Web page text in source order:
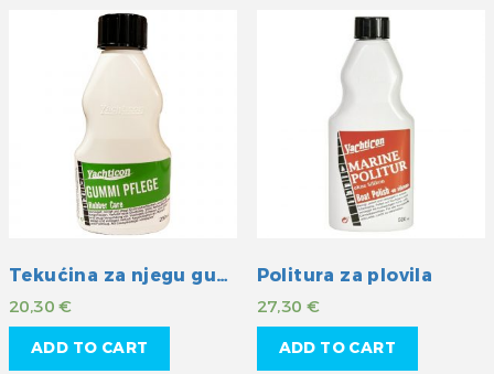
Tekućina za njegu gumenih površina
20,30€
ADD TO CART
Politura za plovila
27,30€
ADD TO CART